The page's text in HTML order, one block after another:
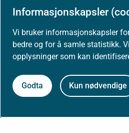
Informasjonskapsler
Vi bruker informasjonskapsler
bedre og for å samle statistikk.
opplysninger som kan
Godta Kun nødvendige
Om nettstedet